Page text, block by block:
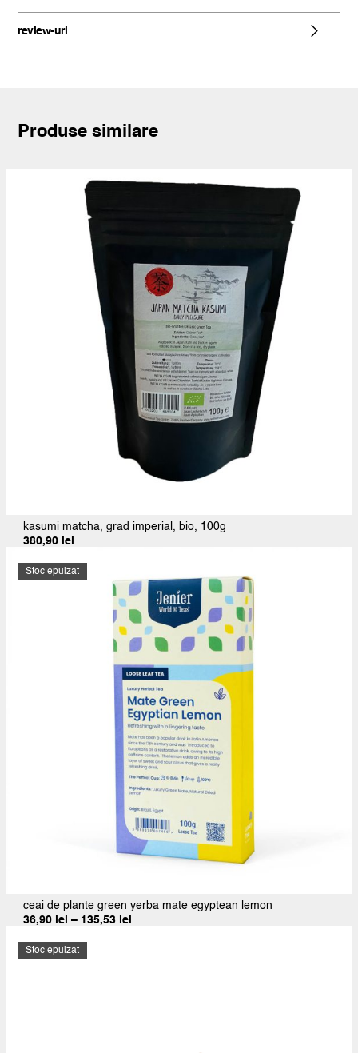
review-uri
Produse similare
kasumi matcha, grad imperial, bio, 100g
380,90 lei
Stoc epuizat
ceai de plante green yerba mate egyptean lemon
36,90 lei – 135,53 leiInterval
Stoc epuizat